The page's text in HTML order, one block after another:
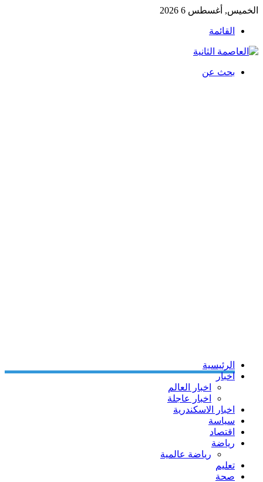
الخميس, أغسطس 6 2026
القائمة
بحث عن
الرئيسية
اخبار
اخبار العالم
اخبار عاجلة
اخبار الاسكندرية
سياسة
اقتصاد
رياضة
رياضة عالمية
تعليم
صحة